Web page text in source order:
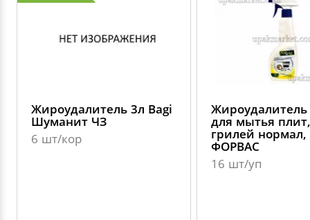
Жироудалитель 3л Bagi
Шуманит ЧЗ
6 шт/кор
для мытья плит,
грилей нормал,
ФОРВАС
16 шт/уп